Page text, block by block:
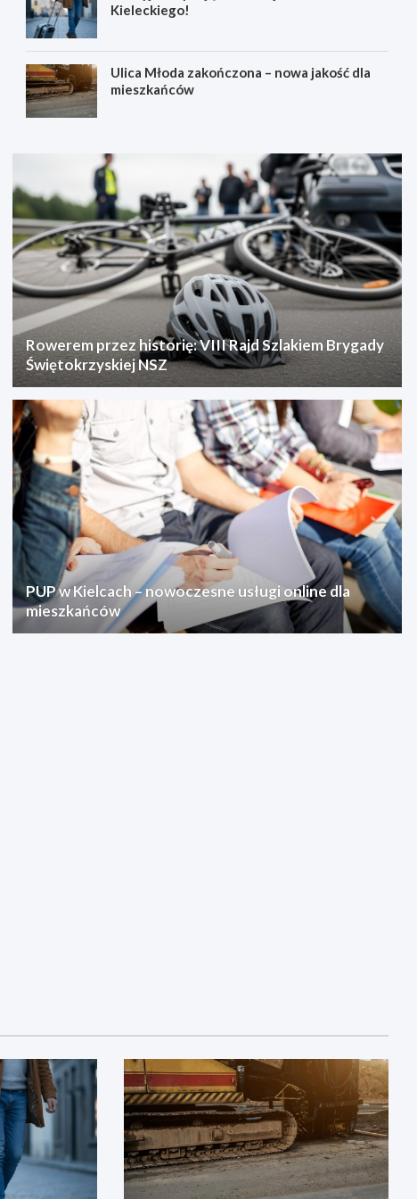
Kieleckiego!
Ulica Młoda zakończona – nowa jakość dla
mieszkańców
Rowerem przez historię: VIII Rajd Szlakiem Brygady
Świętokrzyskiej NSZ
PUP w Kielcach – nowoczesne usługi online dla
mieszkańców